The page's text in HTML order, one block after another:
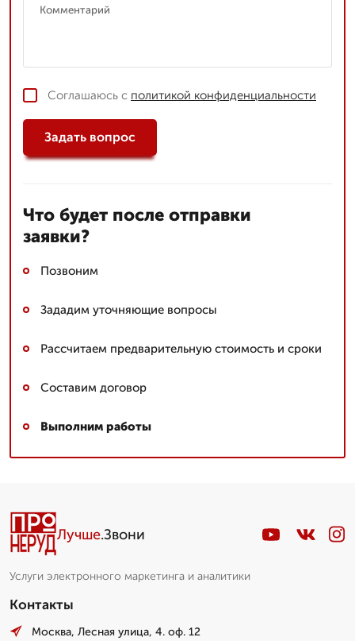
Соглашаюсь с политикой конфиденциальности
Задать вопрос
Что будет после отправки
заявки?
Позвоним
Зададим уточняющие вопросы
Рассчитаем предварительную стоимость и сроки
Составим договор
Выполним работы
Лучше.Звони
Услуги электронного маркетинга и аналитики
Контакты
Москва, Лесная улица, 4. оф. 12